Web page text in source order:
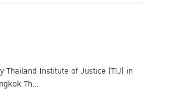
Thailand Institute of Justice (TIJ) in
Th...